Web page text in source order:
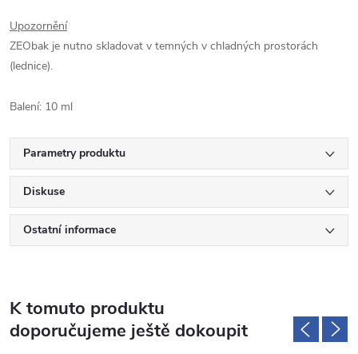
Upozornění
ZEObak je nutno skladovat v temných v chladných prostorách
(lednice).
Balení: 10 ml
Parametry produktu
Diskuse
Ostatní informace
K tomuto produktu
doporučujeme ještě dokoupit